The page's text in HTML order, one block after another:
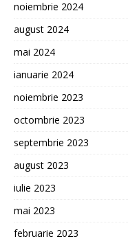
noiembrie 2024
august 2024
mai 2024
ianuarie 2024
noiembrie 2023
octombrie 2023
septembrie 2023
august 2023
iulie 2023
mai 2023
februarie 2023